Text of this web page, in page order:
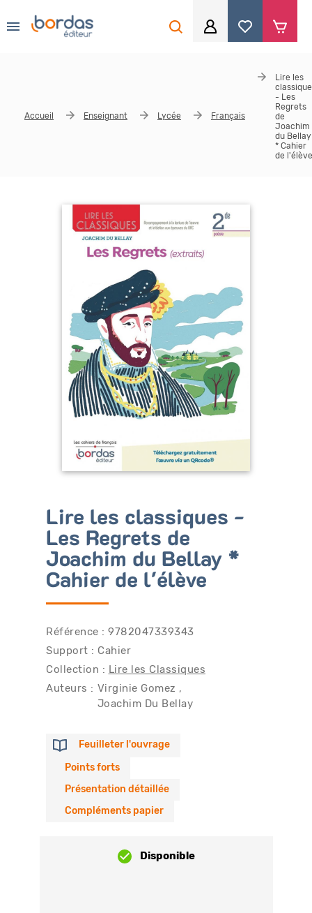
Se souvenir de moi
Mot de passe ou identifiant oublié
Bénéficiez de tarifs préférentiels
Téléchargez des ressources gratuites
Recevez des informations sur nos nouveautés
Accueil Enseignant Lycée Français
Lire les
- Les
Regrets
de
Joachim
du Bellay
* Cahier
de l'élève
Lire les classiques -
Les Regrets de
Joachim du Bellay *
Cahier de l'élève
Référence : 9782047339343
Support : Cahier
Collection : Lire les Classiques
Auteurs : Virginie Gomez
Joachim Du Bellay
Feuilleter l'ouvrage
Points forts
Présentation détaillée
Compléments papier
Disponible